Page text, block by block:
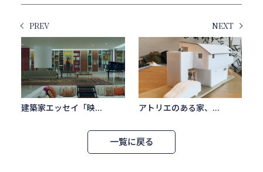
PREV
建築家エッセイ「映...
NEXT
アトリエのある家、...
一覧に戻る